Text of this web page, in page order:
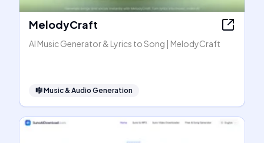
MelodyCraft
AI Music Generator & Lyrics to Song | MelodyCraft
🎼Music & Audio Generation